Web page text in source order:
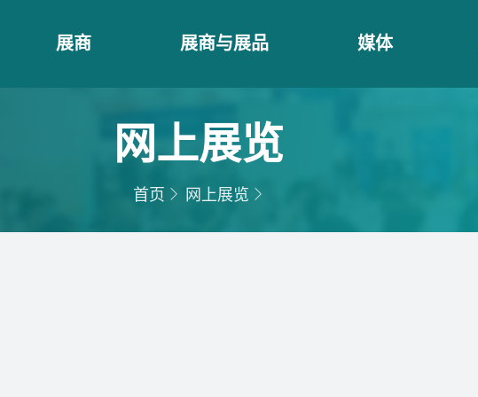
展商 展商与展品 媒体
网上展览
首页 网上展览